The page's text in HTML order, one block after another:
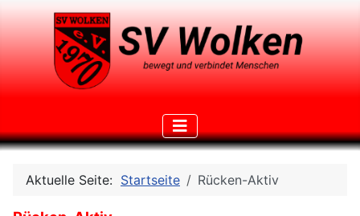
Aktuelle Seite: Startseite Rücken-Aktiv